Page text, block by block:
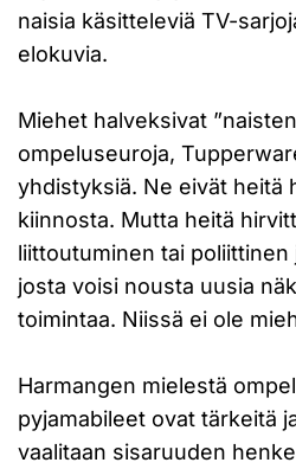
naisia käsitteleviä TV-
elokuvia.
Miehet halveksivat
ompeluseuroja,
yhdistyksiä. Ne eivät heitä
kiinnosta. Mutta heitä
liittoutuminen tai
josta voisi nousta uusia
toimintaa. Niissä ei ole
Harmangen mielestä
pyjamabileet ovat tärkeitä
vaalitaan sisaruuden